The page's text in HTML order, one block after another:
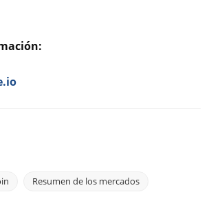
Resumen de los mercados